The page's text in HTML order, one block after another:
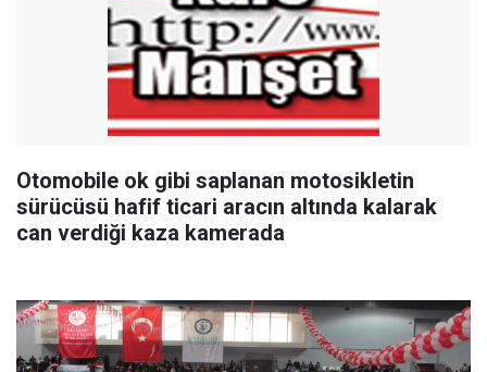
Otomobile ok gibi saplanan motosikletin
sürücüsü hafif ticari aracın altında kalarak
can verdiği kaza kamerada